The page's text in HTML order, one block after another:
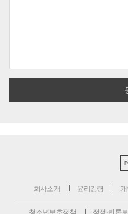
회사소개 윤리강령